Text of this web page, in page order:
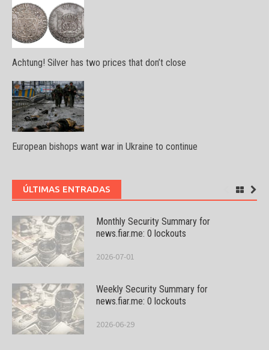
Achtung! Silver has two prices that don’t close
European bishops want war in Ukraine to continue
ÚLTIMAS ENTRADAS
Monthly Security Summary for
news.fiar.me: 0 lockouts
2026-07-01
Weekly Security Summary for
news.fiar.me: 0 lockouts
2026-06-29